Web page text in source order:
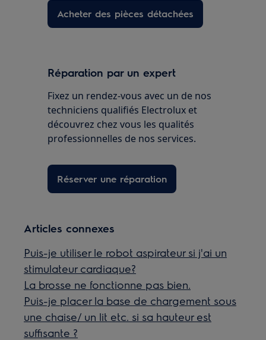
Acheter des pièces détachées
Réparation par un expert
Fixez un rendez-vous avec un de nos
techniciens qualifiés Electrolux et
découvrez chez vous les qualités
professionnelles de nos services.
Réserver une réparation
Articles connexes
Puis-je utiliser le robot aspirateur si j'ai un
stimulateur cardiaque?
La brosse ne fonctionne pas bien.
Puis-je placer la base de chargement sous
une chaise/ un lit etc. si sa hauteur est
suffisante ?